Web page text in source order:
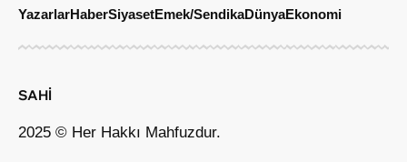
YazarlarHaberSiyasetEmek/SendikaDünyaEkonomi
SAHİ
2025 © Her Hakkı Mahfuzdur.